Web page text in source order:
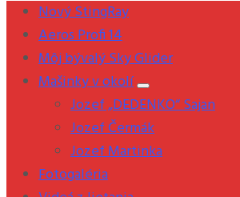
Nový StingRay
Aeros Profi 14
Môj bývalý Sky Glider
Mašinky v okolí
Jozef „DEDENKO“ Sajan
Jozef Čermák
Jozef Martinka
Fotogaléria